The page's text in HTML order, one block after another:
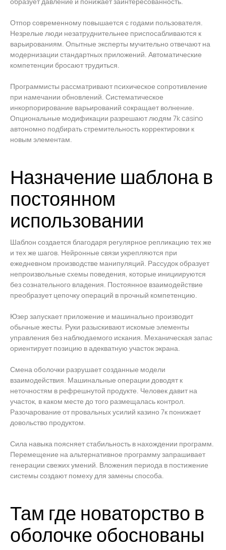
Отпор современному повышается с годами пользователя.
Незрелые люди незатруднительнее приспосабливаются к
варьированиям. Опытные эксперты мучительно отвечают на
модернизации стандартных приложений. Автоматические
компетенции бросают трудиться.
Программисты рассматривают психическое сопротивление
при намечании обновлений. Систематическое
инкорпорирование варьирований сокращает волнение.
Опциональные модификации разрешают людям 7k casino
автономно подбирать стремительность корректировки к
новым элементам.
Назначение шаблона в
постоянном
использовании
Шаблон создается благодаря регулярное репликацию тех же
и тех же шагов. Нейронные связи укрепляются при
ежедневном производстве манипуляций. Рассудок образует
непроизвольные схемы поведения, которые инициируются
без сознательного владения. Постоянное взаимодействие
преобразует цепочку операций в прочный компетенцию.
Юзер запускает приложение и машинально производит
обычные жесты. Руки разыскивают искомые элементы
управления без наблюдаемого искания. Механическая запас
ориентирует позицию в адекватную участок экрана.
Смена оболочки разрушает созданные модели
взаимодействия. Машинальные операции доводят к
неточностям в рефрешнутой продукте. Человек давит на
участок, в каком месте до того размещалась контрол.
Разочарование от провальных усилий казино 7к понижает
довольство продуктом.
Сила навыка поясняет стабильность в нахождении программ.
Перемещение на альтернативное программу запрашивает
генерации свежих умений. Вложения периода в постижение
системы создают помеху для замены способа.
Там где новаторство в
оболочке обоснованы